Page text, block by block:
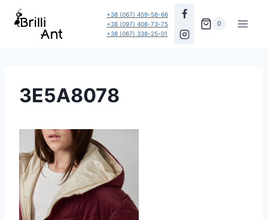
Перейти
+38 (067) 459-58-66
+38 (097) 408-73-75
+38 (067) 338-25-01
0
3E5A8078